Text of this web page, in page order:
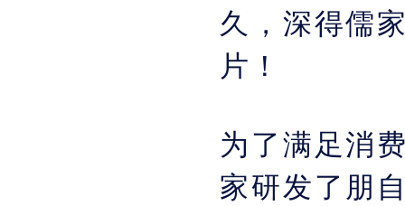
久，深得儒
片！
为了满足消
家研发了朋